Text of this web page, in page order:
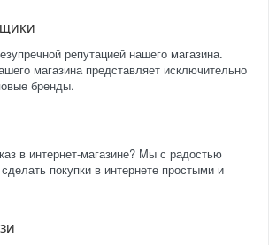
репутацией нашего магазина.
магазина представляет исключительно
бренды.
в интернет-магазине? Мы с радостью
покупки в интернете простыми и